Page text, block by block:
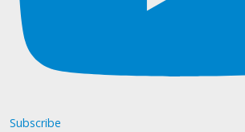
Subscribe